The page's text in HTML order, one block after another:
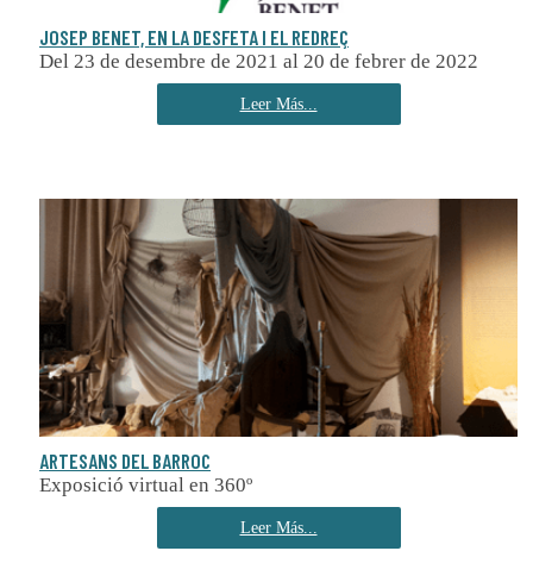
JOSEP BENET, EN LA DESFETA I EL REDREÇ
Del 23 de desembre de 2021 al 20 de febrer de 2022
Leer Más...
ARTESANS DEL BARROC
Exposició virtual en 360º
Leer Más...